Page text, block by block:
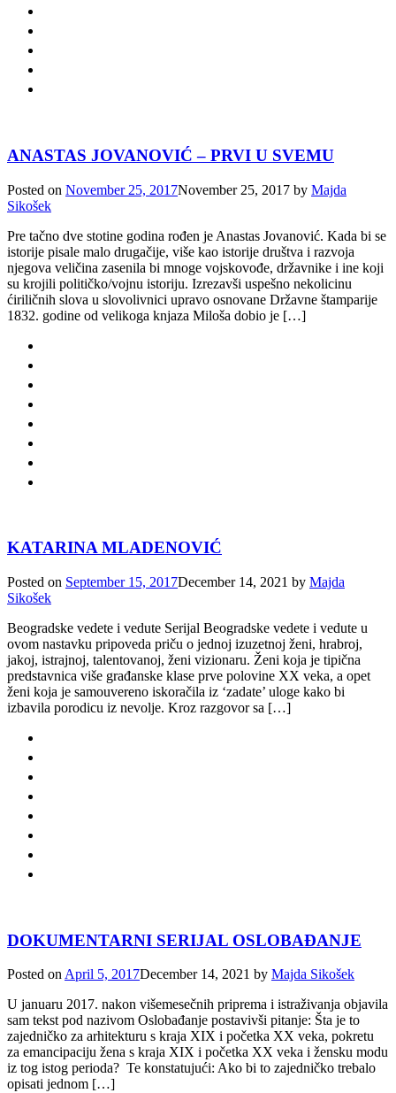
ANASTAS JOVANOVIĆ – PRVI U SVEMU
Posted on November 25, 2017November 25, 2017 by Majda
Sikošek
Pre tačno dve stotine godina rođen je Anastas Jovanović. Kada bi se
istorije pisale malo drugačije, više kao istorije društva i razvoja
njegova veličina zasenila bi mnoge vojskovođe, državnike i ine koji
su krojili političko/vojnu istoriju. Izrezavši uspešno nekolicinu
ćiriličnih slova u slovolivnici upravo osnovane Državne štamparije
1832. godine od velikoga knjaza Miloša dobio je […]
KATARINA MLADENOVIĆ
Posted on September 15, 2017December 14, 2021 by Majda
Sikošek
Beogradske vedete i vedute Serijal Beogradske vedete i vedute u
ovom nastavku pripoveda priču o jednoj izuzetnoj ženi, hrabroj,
jakoj, istrajnoj, talentovanoj, ženi vizionaru. Ženi koja je tipična
predstavnica više građanske klase prve polovine XX veka, a opet
ženi koja je samouvereno iskoračila iz ‘zadate’ uloge kako bi
izbavila porodicu iz nevolje. Kroz razgovor sa […]
DOKUMENTARNI SERIJAL OSLOBAĐANJE
Posted on April 5, 2017December 14, 2021 by Majda Sikošek
U januaru 2017. nakon višemesečnih priprema i istraživanja objavila
sam tekst pod nazivom Oslobađanje postavivši pitanje: Šta je to
zajedničko za arhitekturu s kraja XIX i početka XX veka, pokretu
za emancipaciju žena s kraja XIX i početka XX veka i žensku modu
iz tog istog perioda? Te konstatujući: Ako bi to zajedničko trebalo
opisati jednom […]